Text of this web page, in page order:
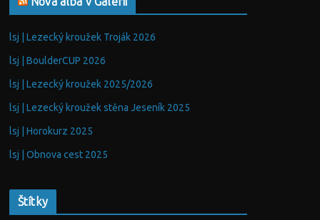
lsj | Lezecký kroužek Troják 2026
lsj | BoulderCUP 2026
lsj | Lezecký kroužek 2025/2026
lsj | Lezecký kroužek stěna Jeseník 2025
lsj | Horokurz 2025
lsj | Obnova cest 2025
Štítky